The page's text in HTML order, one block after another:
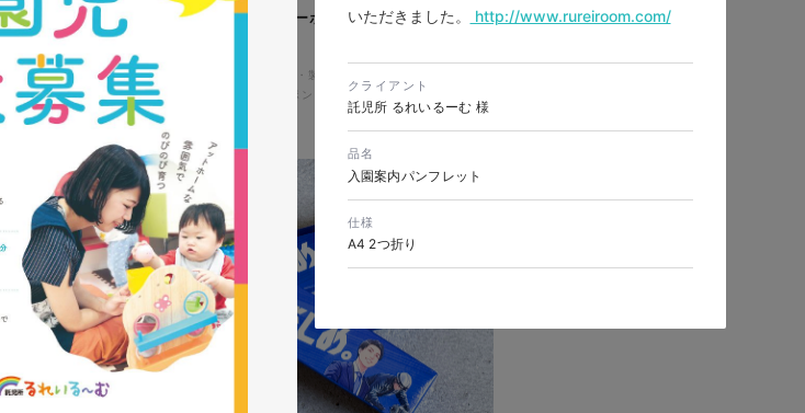
株式会社鈴木塗装工業所様 コーポレートサイトリニュー
アル
コーポレートサイト
#メーカー・製造業・工業・インフラ
#HTML/CSSコーディング
#レスポンシブWebデザイン
いただきました。
http://www.rureiroom.com/
クライアント
託児所 るれいるーむ 様
品名
入園案内パンフレット
仕様
A4 2つ折り